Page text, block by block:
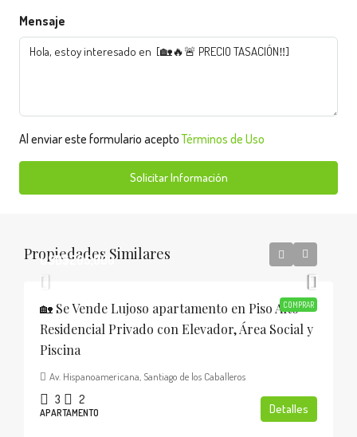
Mensaje
Al enviar este formulario aceptoTérminos de Uso
Solicitar Información
Propiedades Similares
COMPRAR
USD$205,000
🏡 Se Vende Lujoso apartamento en Piso Alto
Residencial Privado con Elevador, Área Social y
Piscina
Av. Hispanoamericana, Santiago de los Caballeros
3 2
APARTAMENTO Detalles